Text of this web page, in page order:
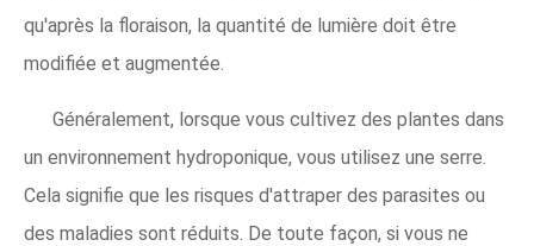
qu'après la floraison, la quantité de lumière doit être
modifiée et augmentée.
Généralement, lorsque vous cultivez des plantes dans
un environnement hydroponique, vous utilisez une serre.
Cela signifie que les risques d'attraper des parasites ou
des maladies sont réduits. De toute façon, si vous ne